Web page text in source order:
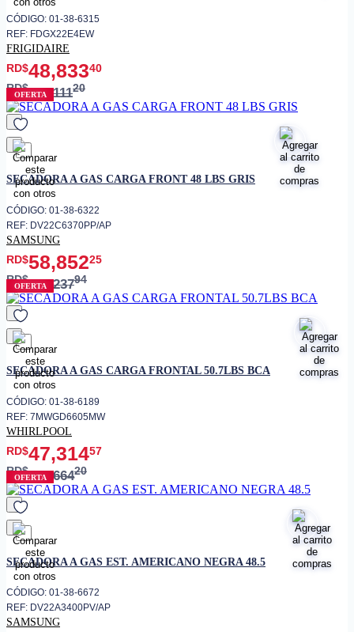
CÓDIGO: 01-38-6315
REF: FDGX22E4EW
FRIGIDAIRE
RD$48,83340
RD$65,11120
OFERTA
favorito
SECADORA A GAS CARGA FRONT 48 LBS GRIS
CÓDIGO: 01-38-6322
REF: DV22C6370PP/AP
SAMSUNG
RD$58,85225
RD$69,23794
OFERTA
favorito
SECADORA A GAS CARGA FRONTAL 50.7LBS BCA
CÓDIGO: 01-38-6189
REF: 7MWGD6605MW
WHIRLPOOL
RD$47,31457
RD$55,66420
OFERTA
favorito
SECADORA A GAS EST. AMERICANO NEGRA 48.5
CÓDIGO: 01-38-6672
REF: DV22A3400PV/AP
SAMSUNG